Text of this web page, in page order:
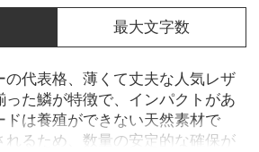
最大文字数
の代表格、薄くて丈夫な人気レザ
った鱗が特徴で、インパクトがあ
ドは養殖ができない天然素材で
れるため、数量の安定的な確保が